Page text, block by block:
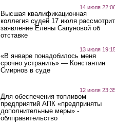
14 июля
Высшая квалификационная
коллегия судей 17 июля рассмотрит
заявление Елены Сапуновой об
отставке
13 июля
«В январе понадобилось меня
срочно устранить» — Константин
Смирнов в суде
12 июля
Для обеспечения топливом
предприятий АПК «предприняты
дополнительные меры» -
облправительство